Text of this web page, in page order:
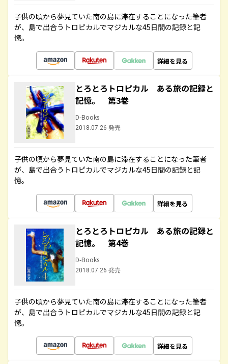
子供の頃から夢見ていた南の島に滞在することになった筆者
が、島で出合うトロピカルでマジカルな45日間の記録と記
憶。
詳細を見る
とろとろトロピカル ある旅の記録と
記憶。 第3巻
D-Books
2018.07.26 発売
子供の頃から夢見ていた南の島に滞在することになった筆者
が、島で出合うトロピカルでマジカルな45日間の記録と記
憶。
詳細を見る
とろとろトロピカル ある旅の記録と
記憶。 第4巻
D-Books
2018.07.26 発売
子供の頃から夢見ていた南の島に滞在することになった筆者
が、島で出合うトロピカルでマジカルな45日間の記録と記
憶。
詳細を見る